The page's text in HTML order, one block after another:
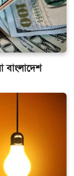
বাংলাদেশ